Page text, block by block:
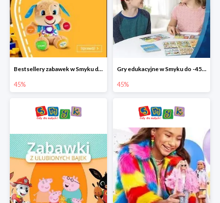
Bestsellery zabawek w Smyku do -45%
45%
Gry edukacyjne w Smyku do -45%
45%